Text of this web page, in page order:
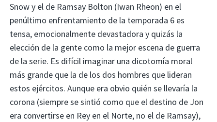
Snow y el de Ramsay Bolton (Iwan Rheon) en el
penúltimo enfrentamiento de la temporada 6 es
tensa, emocionalmente devastadora y quizás la
elección de la gente como la mejor escena de guerra
de la serie. Es difícil imaginar una dicotomía moral
más grande que la de los dos hombres que lideran
estos ejércitos. Aunque era obvio quién se llevaría la
corona (siempre se sintió como que el destino de Jon
era convertirse en Rey en el Norte, no el de Ramsay),